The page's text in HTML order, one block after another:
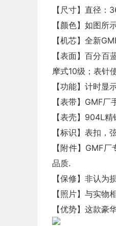
【尺寸】直径
【颜色】如图所
【机芯】全新
【表面】百分
摩式10级；表针
【功能】计时显
【表带】GMF
【表壳】904L
【标识】表扣，
【附件】GMF
品质.
【保修】非认为
【照片】与实
【优势】这款豪